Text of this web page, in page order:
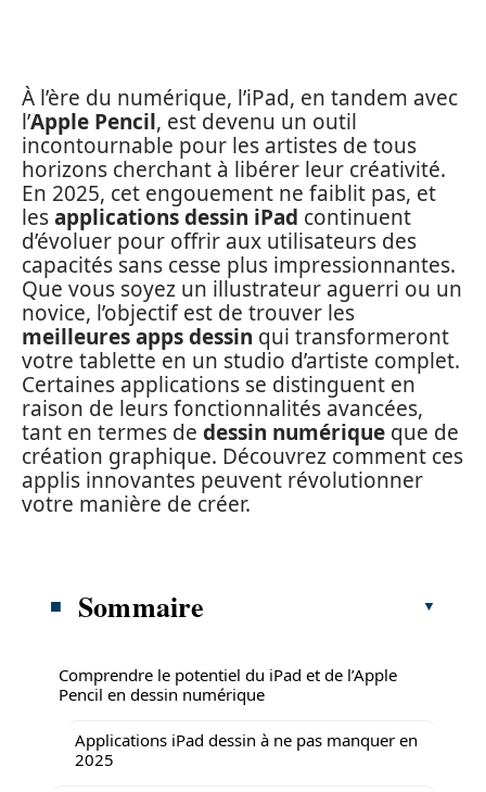
À l’ère du numérique, l’iPad, en tandem avec
l’Apple Pencil, est devenu un outil
incontournable pour les artistes de tous
horizons cherchant à libérer leur créativité.
En 2025, cet engouement ne faiblit pas, et
lesapplications dessin iPad continuent
d’évoluer pour offrir aux utilisateurs des
capacités sans cesse plus impressionnantes.
Que vous soyez un illustrateur aguerri ou un
novice, l’objectif est de trouver les
meilleures apps dessin qui transformeront
votre tablette en un studio d’artiste complet.
Certaines applications se distinguent en
raison de leurs fonctionnalités avancées,
tant en termes de dessin numérique que de
création graphique. Découvrez comment ces
applis innovantes peuvent révolutionner
votre manière de créer.
Sommaire
Comprendre le potentiel du iPad et de l’Apple
Pencil en dessin numérique
Applications iPad dessin à ne pas manquer en
2025